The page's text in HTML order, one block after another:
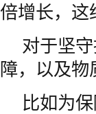
倍增长，这
对于坚
障，以及物
比如为